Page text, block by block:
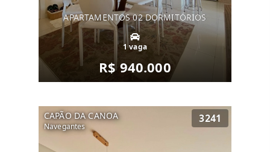
APARTAMENTOS 02 DORMITÓRIOS
1 vaga
R$ 940.000
CAPÃO DA CANOA
Navegantes
3241